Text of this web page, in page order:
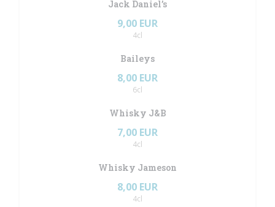
Jack Daniel’s
9,00 EUR
4cl
Baileys
8,00 EUR
6cl
Whisky J&B
7,00 EUR
4cl
Whisky Jameson
8,00 EUR
4cl